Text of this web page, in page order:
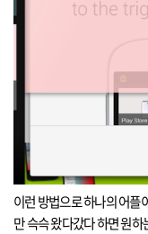
이런 방법으로 하나의 어플
만 슥슥 왔다갔다 하면 원